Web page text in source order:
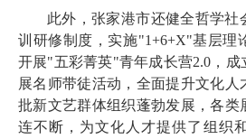
此外，张家港市还健全哲学社
训研修制度，实施"1+6+X"基层理
开展"五彩菁英"青年成长营2.0，成
展名师带徒活动，全面提升文化人
批新文艺群体组织蓬勃发展，各类
连不断，为文化人才提供了组织